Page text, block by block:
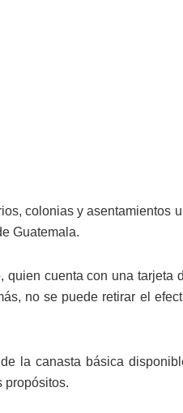
colonias y asentamientos
Guatemala.
cuenta con una tarjeta
no se puede retirar el
la canasta básica
propósitos.